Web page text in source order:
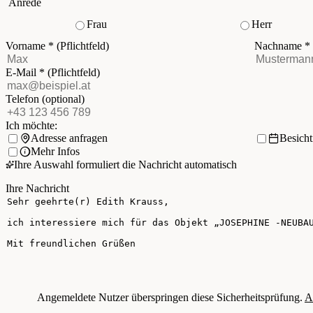
Frau
Herr
Vorname * (Pflichtfeld) Nachname *
E-Mail * (Pflichtfeld)
Telefon (optional)
Ich möchte:
Adresse anfragen
Mehr Infos
Ihre Auswahl formuliert die Nachricht automatisch
Ihre Nachricht
Angemeldete Nutzer überspringen diese Sicherheitsprüfung.